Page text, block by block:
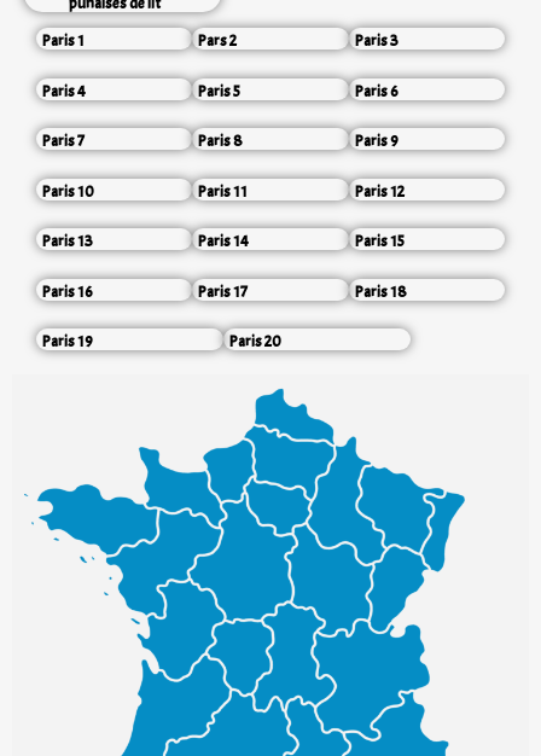
Paris 1
Pars 2 Paris 3
Paris 4 Paris 5 Paris 6
Paris 7 Paris 8 Paris 9
Paris 10 Paris 11 Paris 12
Paris 13 Paris 14 Paris 15
Paris 16 Paris 17 Paris 18
Paris 19 Paris 20